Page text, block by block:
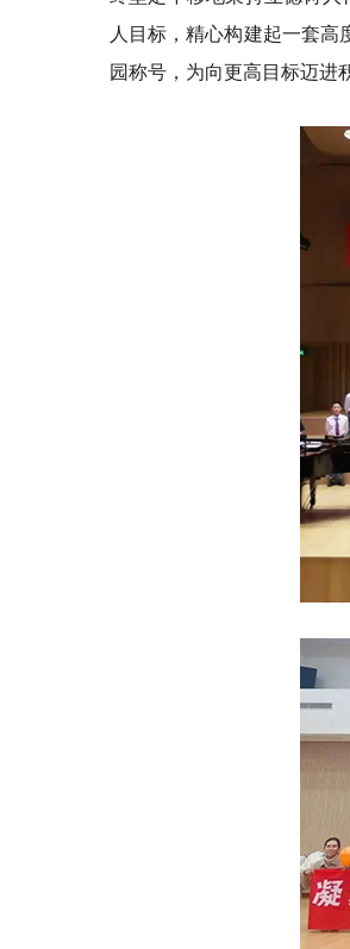
人目标，精心构建起一套
园称号，为向更高目标迈进